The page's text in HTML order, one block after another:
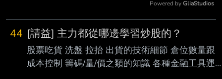
Powered by GliaStudios
44 [請益] 主力都從哪邊學習炒股的？
股票吃貨 洗盤 拉抬 出貨的技術細節 倉位數量跟
成本控制 籌碼/量/價之類的知識 各種金融工具運